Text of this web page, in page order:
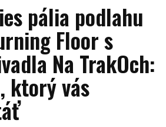
pália podlahu
Floor s
Na TrakOch:
ktorý vás